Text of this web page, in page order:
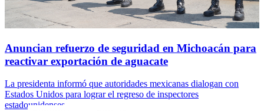
Anuncian refuerzo de seguridad en Michoacán para
reactivar exportación de aguacate
La presidenta informó que autoridades mexicanas dialogan con
Estados Unidos para lograr el regreso de inspectores
estadounidenses